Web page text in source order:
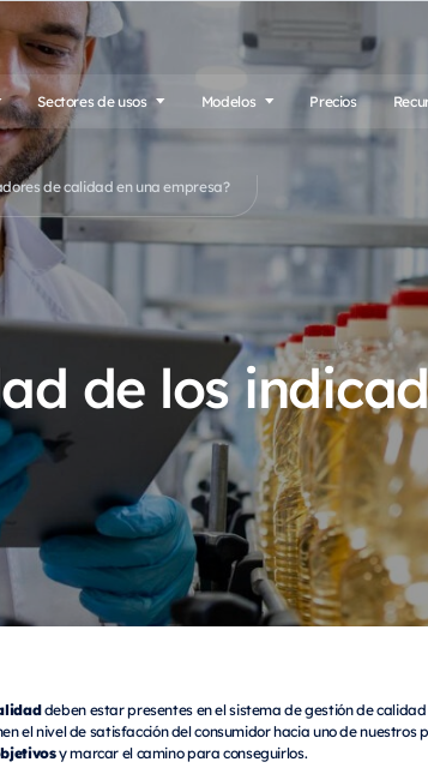
Sectores de usos Modelos Precios
de calidad en una empresa?
de los
deben estar presentes en el sistema de gestión de
el nivel de satisfacción del consumidor hacia uno de
y marcar el camino para conseguirlos.